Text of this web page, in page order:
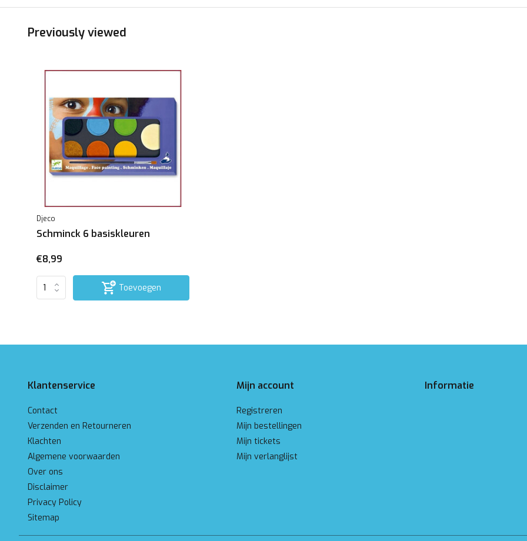
Previously viewed
Djeco
Schminck 6 basiskleuren
€8,99
Toevoegen
Klantenservice
Contact
Verzenden en Retourneren
Klachten
Algemene voorwaarden
Over ons
Disclaimer
Privacy Policy
Sitemap
Mijn account
Registreren
Mijn bestellingen
Mijn tickets
Mijn verlanglijst
Informatie